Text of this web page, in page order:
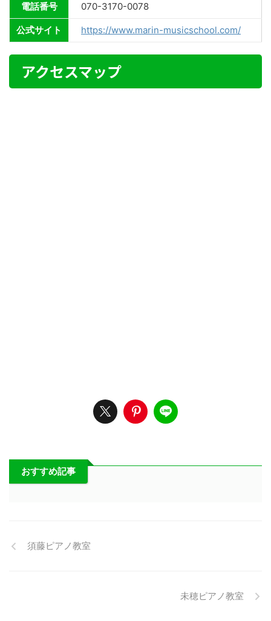
電話番号 070-3170-0078
公式サイト https://www.marin-musicschool.com/
アクセスマップ
おすすめ記事
須藤ピアノ教室
未穂ピアノ教室